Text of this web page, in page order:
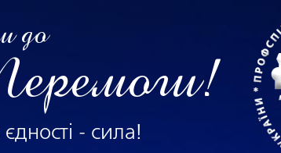
до
єдності - сила!